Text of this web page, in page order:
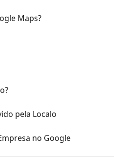
Maps?
pela Localo
no Google